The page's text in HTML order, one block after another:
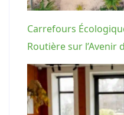
Carrefours
Routière sur l’Avenir